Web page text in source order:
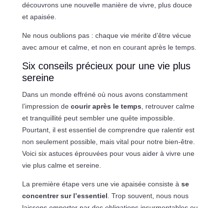
découvrons une nouvelle manière de vivre, plus douce
et apaisée.
Ne nous oublions pas : chaque vie mérite d’être vécue
avec amour et calme, et non en courant après le temps.
Six conseils précieux pour une vie plus
sereine
Dans un monde effréné où nous avons constamment
l’impression de courir après le temps , retrouver calme
et tranquillité peut sembler une quête impossible.
Pourtant, il est essentiel de comprendre que ralentir est
non seulement possible, mais vital pour notre bien-être.
Voici six astuces éprouvées pour vous aider à vivre une
vie plus calme et sereine.
La première étape vers une vie apaisée consiste à se
concentrer sur l’essentiel . Trop souvent, nous nous